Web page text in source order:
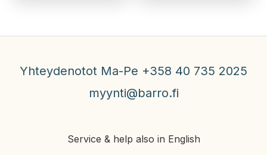
Yhteydenotot Ma-Pe +358 40 735 2025
myynti@barro.fi
Service & help also in English